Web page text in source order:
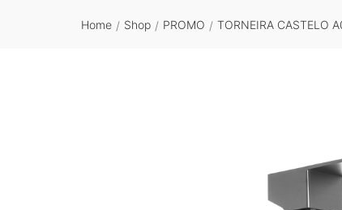
Home / Shop / PROMO / TORNEIRA CASTELO